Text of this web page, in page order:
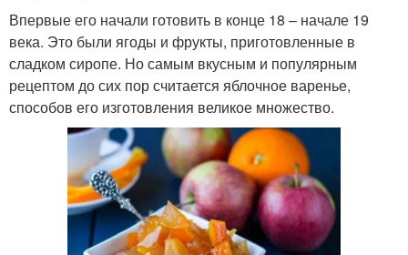
Впервые его начали готовить в конце 18 – начале 19
века. Это были ягоды и фрукты, приготовленные в
сладком сиропе. Но самым вкусным и популярным
рецептом до сих пор считается яблочное варенье,
способов его изготовления великое множество.